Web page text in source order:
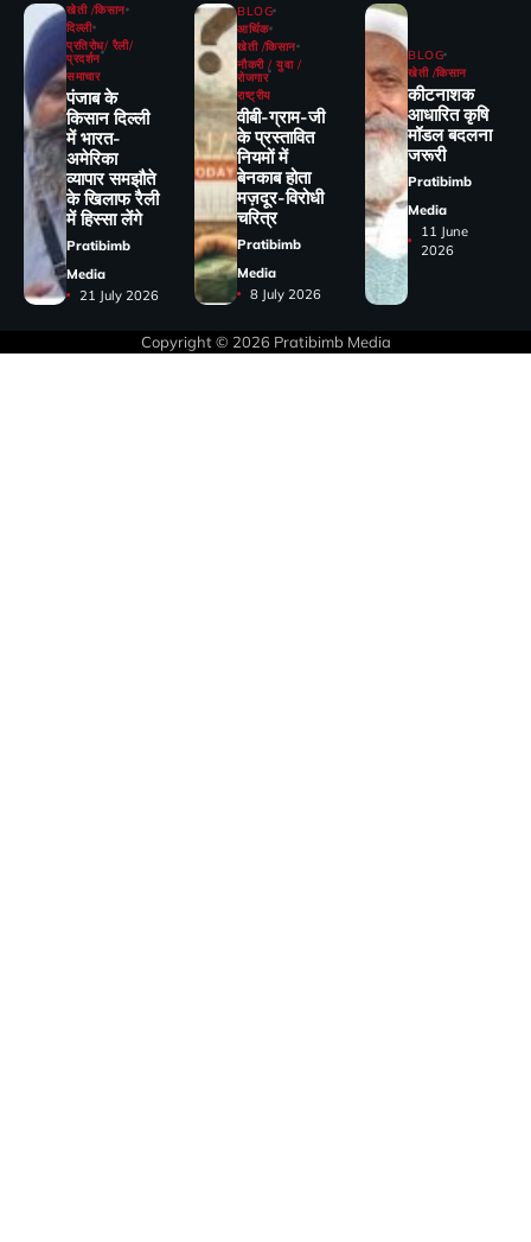
खेती /किसान
दिल्ली
प्रतिरोध/ रैली/
प्रदर्शन
समाचार
पंजाब के
किसान दिल्ली
में भारत-
अमेरिका
व्यापार समझौते
के खिलाफ रैली
में हिस्सा लेंगे
Pratibimb
Media
21 July 2026
BLOG
आर्थिक
खेती /किसान
नौकरी / युवा /
रोजगार
राष्ट्रीय
वीबी-ग्राम-जी
के प्रस्तावित
नियमों में
बेनकाब होता
मज़दूर-विरोधी
चरित्र
Pratibimb
Media
8 July 2026
BLOG
खेती /किसान
कीटनाशक
आधारित कृषि
मॉडल बदलना
जरूरी
Pratibimb
Media
11 June
2026
Copyright © 2026 Pratibimb Media